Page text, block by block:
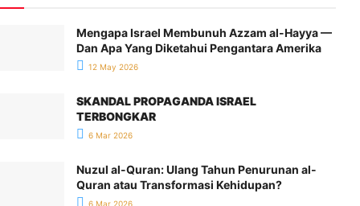
Mengapa Israel Membunuh Azzam al-Hayya —
Dan Apa Yang Diketahui Pengantara Amerika
12 May 2026
SKANDAL PROPAGANDA ISRAEL
TERBONGKAR
6 Mar 2026
Nuzul al-Quran: Ulang Tahun Penurunan al-
Quran atau Transformasi Kehidupan?
6 Mar 2026